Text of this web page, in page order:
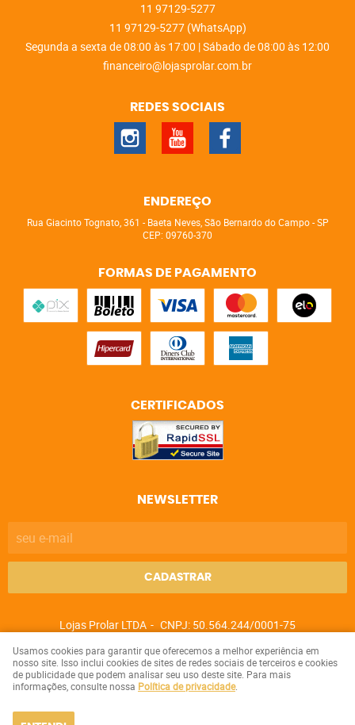
11 97129-5277
11 97129-5277 (WhatsApp)
Segunda a sexta de 08:00 às 17:00 | Sábado de 08:00 às 12:00
financeiro@lojasprolar.com.br
REDES SOCIAIS
ENDEREÇO
Rua Giacinto Tognato, 361 - Baeta Neves, São Bernardo do Campo-SP
CEP: 09760-370
FORMAS DE PAGAMENTO
CERTIFICADOS
NEWSLETTER
CADASTRAR
Lojas Prolar LTDA CNPJ: 50.564.244/0001-75
LOJA VIRTUAL CRIADA POR
Usamos cookies para garantir que oferecemos a melhor experiência em
nosso site. Isso inclui cookies de sites de redes sociais de terceiros e cookies
de publicidade que podem analisar seu uso deste site. Para mais
informações, consulte nossa Política de privacidade.